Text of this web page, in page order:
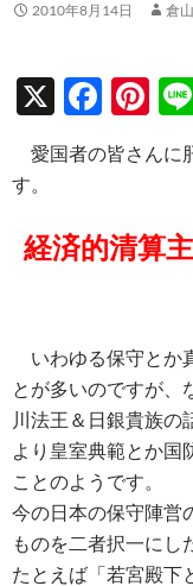
2010年8月14日 倉
X
F
ac
e
o
Pi
nt
er
t
愛国者の皆さんに
す。
経済的清算
いわゆる保守とか
とが多いのですが、
川法王＆日銀貴族の
より皇室典範とか国
ことのようです。
今の日本の保守陣営
ものを二者択一にし
たとえば「若宮殿下